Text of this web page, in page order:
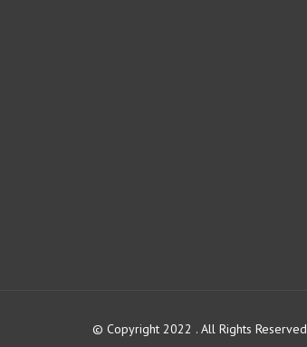
© Copyright 2022 . All Rights Reserved